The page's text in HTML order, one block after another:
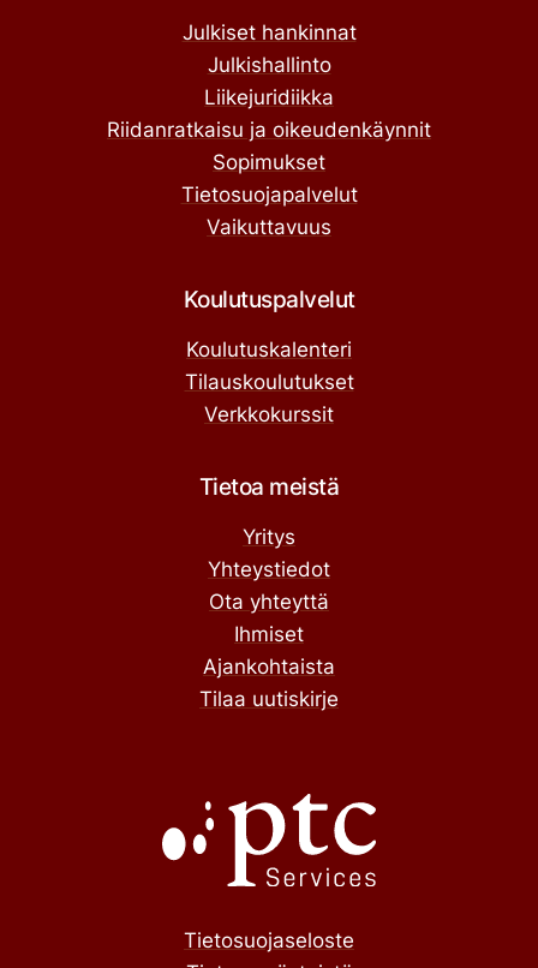
Julkiset hankinnat
Julkishallinto
Liikejuridiikka
Riidanratkaisu ja oikeudenkäynnit
Sopimukset
Tietosuojapalvelut
Vaikuttavuus
Koulutuspalvelut
Koulutuskalenteri
Tilauskoulutukset
Verkkokurssit
Tietoa meistä
Yritys
Yhteystiedot
Ota yhteyttä
Ihmiset
Ajankohtaista
Tilaa uutiskirje
Tietosuojaseloste